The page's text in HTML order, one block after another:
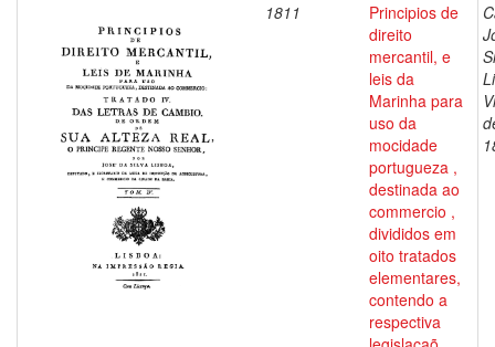
1811
Principios de
direito
mercantil, e
leis da
Marinha para
uso da
mocidade
portugueza ,
destinada ao
commercio ,
divididos em
oito tratados
elementares,
contendo a
respectiva